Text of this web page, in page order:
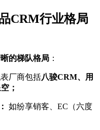
CRM行业格局
的梯队格局 ：
厂商包括八骏CRM、用
；
如纷享销客、EC（六度